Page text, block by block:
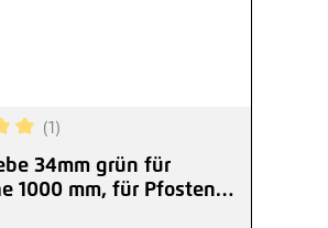
Bewertung von 5 von 5
(1)
34mm grün für
1000 mm, für Pfosten